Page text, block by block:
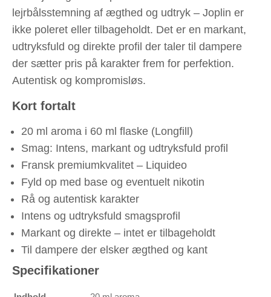
lejrbålsstemning af ægthed og udtryk – Joplin er
ikke poleret eller tilbageholdt. Det er en markant,
udtryksfuld og direkte profil der taler til dampere
der sætter pris på karakter frem for perfektion.
Autentisk og kompromisløs.
Kort fortalt
20 ml aroma i 60 ml flaske (Longfill)
Smag: Intens, markant og udtryksfuld profil
Fransk premiumkvalitet – Liquideo
Fyld op med base og eventuelt nikotin
Rå og autentisk karakter
Intens og udtryksfuld smagsprofil
Markant og direkte – intet er tilbageholdt
Til dampere der elsker ægthed og kant
Specifikationer